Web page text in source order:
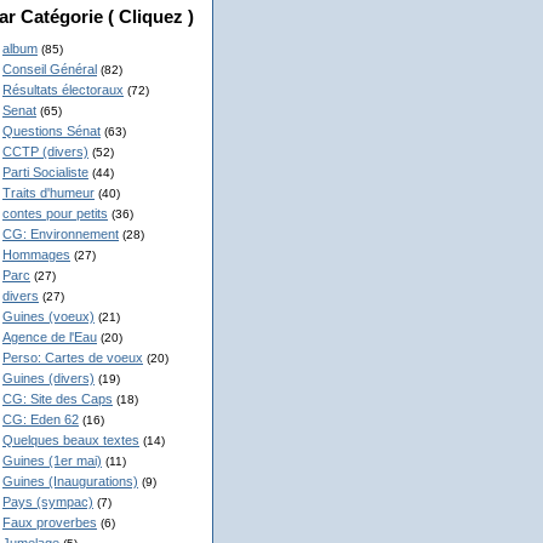
Catégorie ( Cliquez )
album (85)
Conseil Général (82)
Résultats électoraux (72)
Senat (65)
Questions Sénat (63)
CCTP (divers) (52)
Parti Socialiste (44)
Traits d'humeur (40)
contes pour petits (36)
CG: Environnement (28)
Hommages (27)
Parc (27)
divers (27)
Guines (voeux) (21)
Agence de l'Eau (20)
Perso: Cartes de voeux (20)
Guines (divers) (19)
CG: Site des Caps (18)
CG: Eden 62 (16)
Quelques beaux textes (14)
Guines (1er mai) (11)
Guines (Inaugurations) (9)
Pays (sympac) (7)
Faux proverbes (6)